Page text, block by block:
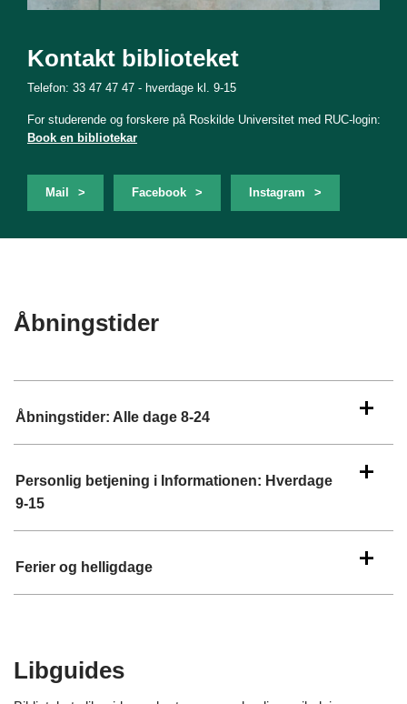
Kontakt biblioteket
Telefon: 33 47 47 47 - hverdage kl. 9-15
For studerende og forskere på Roskilde Universitet med RUC-login:
Book en bibliotekar
Mail Facebook Instagram
Åbningstider
Åbningstider: Alle dage 8-24
Personlig betjening i Informationen: Hverdage
9-15
Ferier og helligdage
Libguides